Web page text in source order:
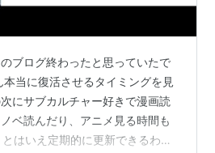
ブログ終わったと思っていたで
本当に復活させるタイミングを見
にサブカルチャー好きで漫画読
ベ読んだり、アニメ見る時間も
はいえ定期的に更新できるわけ